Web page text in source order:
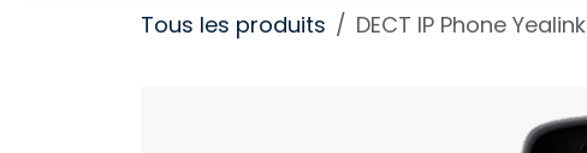
Tous les produits DECT IP Phone Yealink